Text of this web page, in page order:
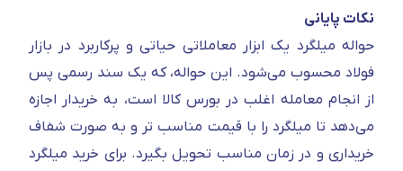
نکات پایانی
حواله میلگرد یک ابزار معاملاتی حیاتی و پرکاربرد در بازار
فولاد محسوب می‌شود. این حواله، که یک سند رسمی پس
از انجام معامله اغلب در بورس کالا است، به خریدار اجازه
می‌دهد تا میلگرد را با قیمت مناسب‌ تر و به‌ صورت شفاف
خریداری و در زمان مناسب تحویل بگیرد. برای خرید میلگرد